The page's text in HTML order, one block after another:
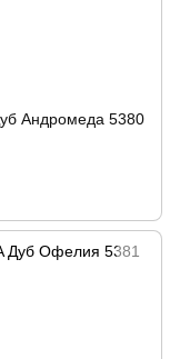
Андромеда 5380